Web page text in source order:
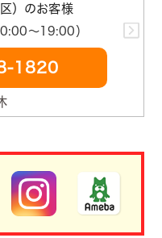
）のお客様
～19:00）
1820